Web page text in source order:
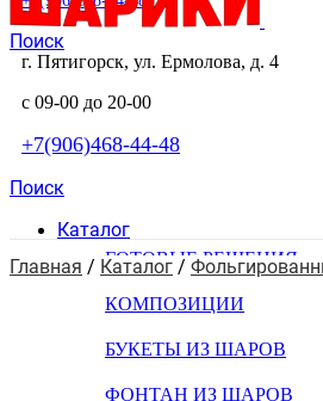
Поиск
г. Пятигорск, ул. Ермолова, д. 4
с 09-00 до 20-00
+7(906)468-44-48
Поиск
Каталог
ГОТОВЫЕ РЕШЕНИЯ
КОМПОЗИЦИИ
БУКЕТЫ ИЗ ШАРОВ
ФОНТАН ИЗ ШАРОВ
Главная / Каталог /